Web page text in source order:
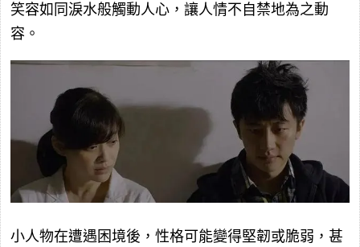
笑容如同淚水般觸動人心，讓人情不自禁地為之動
容。
小人物在遭遇困境後，性格可能變得堅韌或脆弱，甚